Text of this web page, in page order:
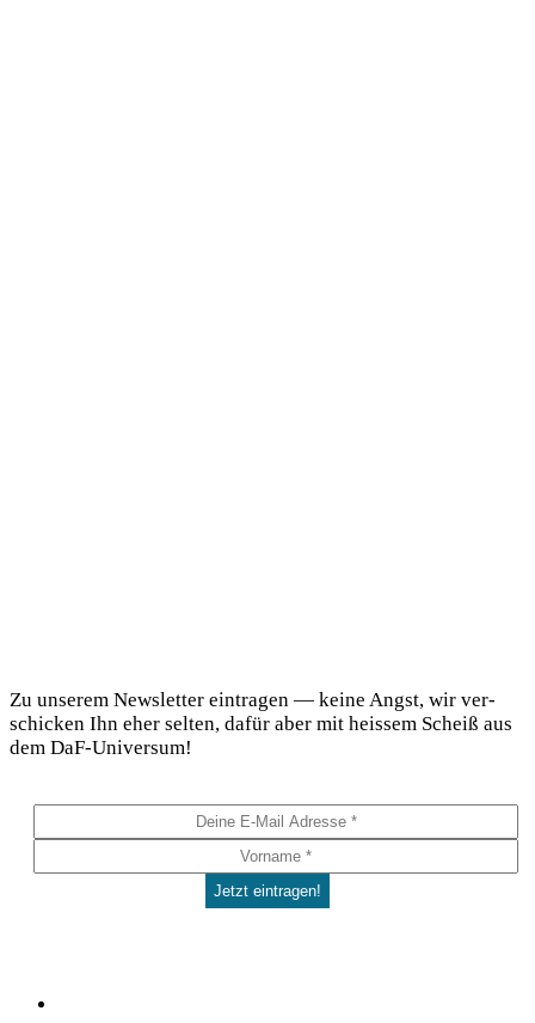
Zu unse­rem News­let­ter ein­tra­gen — kei­ne Angst, wir ver­
schi­cken Ihn eher sel­ten, dafür aber mit heis­sem Scheiß aus
dem DaF-Universum!